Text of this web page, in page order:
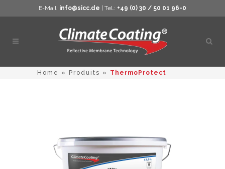
E-Mail: info@sicc.de | Tel.: +49 (0) 30 / 50 01 96-0
Home » Produits » ThermoProtect